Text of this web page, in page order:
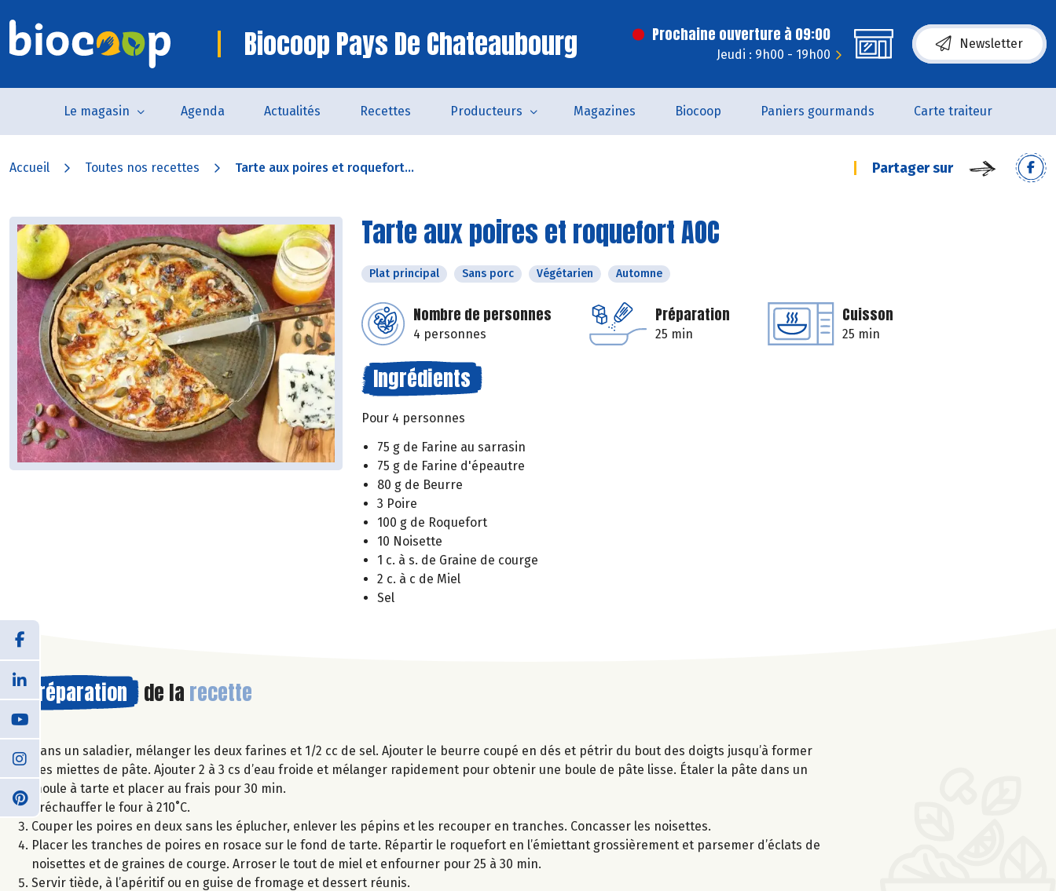
Biocoop Pays De Chateaubourg Prochaine ouverture à 09:00
Jeudi : 9h00 - 19h00
Newsletter
Le magasin Agenda Actualités Recettes Producteurs Magazines Biocoop Paniers gourmands Carte traiteur
Accueil Toutes nos recettes Tarte aux poires et roquefort... Partager sur
Tarte aux poires et roquefort AOC
Plat principal Sans porc Végétarien Automne
Nombre de personnes
4 personnes
Préparation
25 min
Cuisson
25 min
Ingrédients
Pour 4 personnes
75 g de Farine au sarrasin
75 g de Farine d'épeautre
80 g de Beurre
3 Poire
100 g de Roquefort
10 Noisette
1 c. à s. de Graine de courge
2 c. à c de Miel
Sel
Préparation de la recette
Dans un saladier, mélanger les deux farines et 1/2 cc de sel. Ajouter le beurre coupé en dés et pétrir du bout des doigts jusqu’à former
des miettes de pâte. Ajouter 2 à 3 cs d’eau froide et mélanger rapidement pour obtenir une boule de pâte lisse. Étaler la pâte dans un
moule à tarte et placer au frais pour 30 min.
Préchauffer le four à 210˚C.
Couper les poires en deux sans les éplucher, enlever les pépins et les recouper en tranches. Concasser les noisettes.
Placer les tranches de poires en rosace sur le fond de tarte. Répartir le roquefort en l’émiettant grossièrement et parsemer d’éclats de
noisettes et de graines de courge. Arroser le tout de miel et enfourner pour 25 à 30 min.
Servir tiède, à l’apéritif ou en guise de fromage et dessert réunis.